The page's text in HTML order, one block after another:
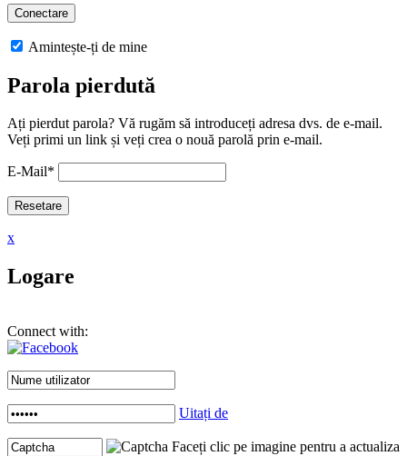
Amintește-ți de mine
Parola pierdută
Ați pierdut parola? Vă rugăm să introduceți adresa dvs. de e-mail.
Veți primi un link și veți crea o nouă parolă prin e-mail.
E-Mail*
x
Logare
Connect with:
Uitați de
Faceți clic pe imagine pentru a actualiza